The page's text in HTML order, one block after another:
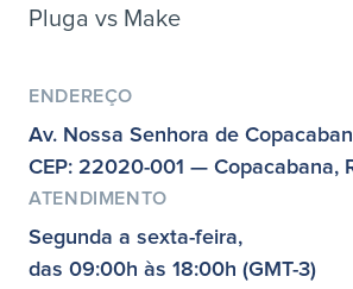
Pluga vs Make
ENDEREÇO
Av. Nossa Senhora de
CEP: 22020-001 — Copacabana,
ATENDIMENTO
Segunda a sexta-feira,
das 09:00h às 18:00h (GMT-3)